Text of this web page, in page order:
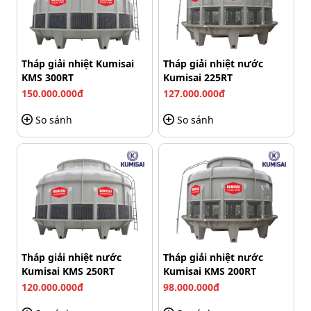
Dây đai đảm bảo hiệu quả làm mát
Những dấu hiệu dây đai cần được
thay mới
Tháp giải nhiệt Kumisai
KMS 300RT
150.000.000đ
So sánh
Tháp giải nhiệt nước
Kumisai 225RT
127.000.000đ
So sánh
Tháp giải nhiệt nước
Kumisai KMS 250RT
120.000.000đ
Tháp giải nhiệt nước
Kumisai KMS 200RT
98.000.000đ